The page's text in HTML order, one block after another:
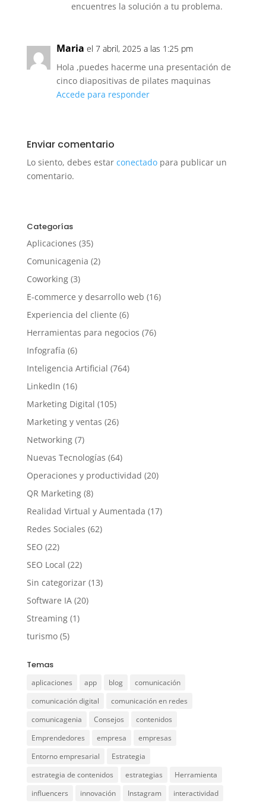
encuentres la solución a tu problema.
Maria el 7 abril, 2025 a las 1:25 pm
Hola ,puedes hacerme una presentación de
cinco diapositivas de pilates maquinas
Accede para responder
Enviar comentario
Lo siento, debes estar conectadopara publicar un
comentario.
Categorías
Aplicaciones (35)
Comunicagenia (2)
Coworking(3)
E-commerce y desarrollo web (16)
Experiencia del cliente (6)
Herramientas para negocios (76)
Infografía (6)
Inteligencia Artificial (764)
LinkedIn (16)
Marketing Digital (105)
Marketing y ventas (26)
Networking(7)
Nuevas Tecnologías (64)
Operaciones y productividad (20)
QR Marketing(8)
Realidad Virtual y Aumentada (17)
Redes Sociales (62)
SEO (22)
SEO Local (22)
Sin categorizar(13)
Software IA(20)
Streaming(1)
turismo(5)
Temas
aplicaciones app blog
comunicación
comunicación digital
comunicación en redes
comunicagenia
Consejos
contenidos
Emprendedores
empresa
empresas
Entorno empresarial
Estrategia
estrategia de contenidos
estrategias
Herramienta
influencers
innovación Instagram interactividad